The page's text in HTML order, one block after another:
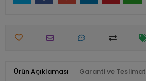
Ürün Açıklaması Garanti ve Teslimat